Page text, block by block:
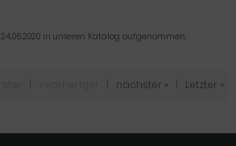
in unseren Katalog aufgenommen.
nächster » Letzter »